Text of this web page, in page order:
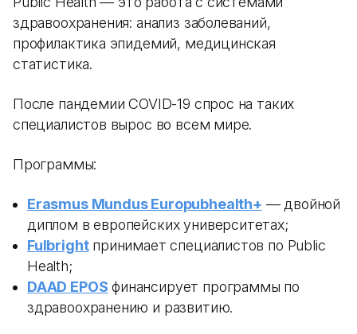
здравоохранения: анализ заболеваний,
профилактика эпидемий, медицинская
статистика.
После пандемии COVID-19 спрос на таких
специалистов вырос во всем мире.
Программы:
Erasmus Mundus Europubhealth+ — двойной
диплом в европейских университетах;
Fulbrightпринимает специалистов по Public
Health;
DAAD EPOS финансирует программы по
здравоохранению и развитию.